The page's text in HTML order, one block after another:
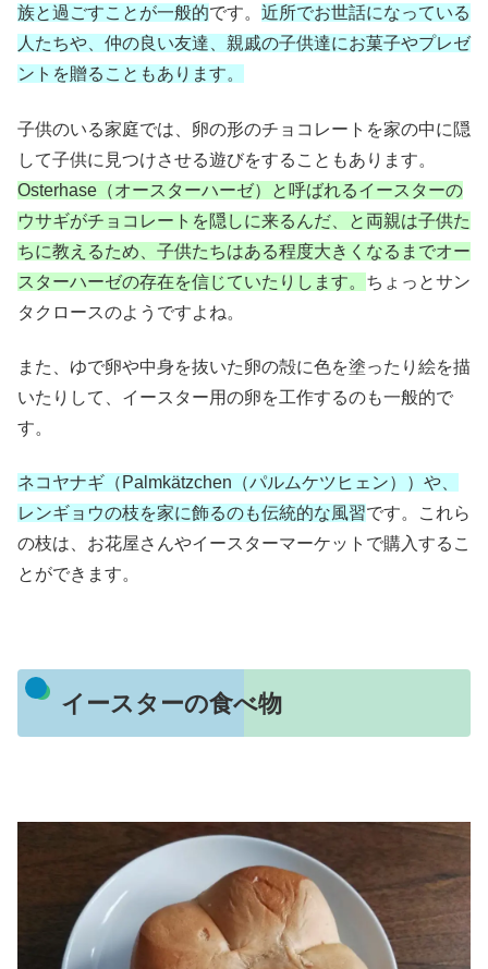
族と過ごすことが一般的です。 近所でお世話になっている
人たちや、仲の良い友達、親戚の子供達にお菓子やプレゼ
ントを贈ることもあります。
子供のいる家庭では、卵の形のチョコレートを家の中に隠
して子供に見つけさせる遊びをすることもあります。
Osterhase（オースターハーゼ）と呼ばれるイースターの
ウサギがチョコレートを隠しに来るんだ、と両親は子供た
ちに教えるため、子供たちはある程度大きくなるまでオー
スターハーゼの存在を信じていたりします。 ちょっとサン
タクロースのようですよね。
また、ゆで卵や中身を抜いた卵の殻に色を塗ったり絵を描
いたりして、イースター用の卵を工作するのも一般的で
す。
ネコヤナギ（Palmkätzchen（パルムケツヒェン））や、
レンギョウの枝を家に飾るのも伝統的な風習です。これら
の枝は、お花屋さんやイースターマーケットで購入するこ
とができます。
イースターの食べ物